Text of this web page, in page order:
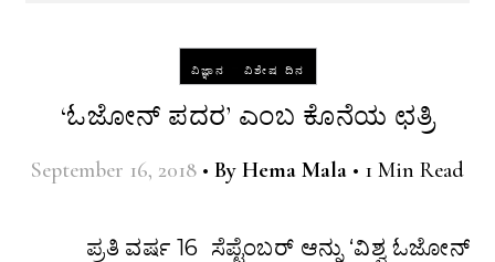
ವಿಜ್ಞಾನ ವಿಶೇಷ ದಿನ
‘ಓಜೋನ್ ಪದರ’ ಎಂಬ ಕೊನೆಯ ಛತ್ರಿ
September 16, 2018 • By Hema Mala • 1 Min Read
ಪ್ರತಿ ವರ್ಷ 16 ಸೆಪ್ಟೆಂಬರ್ ಆನ್ನು ‘ವಿಶ್ವ ಓಜೋನ್